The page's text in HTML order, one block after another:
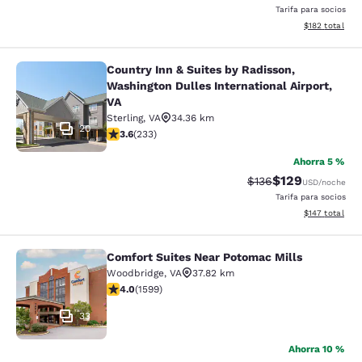
Tarifa para socios
Ver detalles
$182 total
Country Inn & Suites by Radisson,
20
Country Inn & Suites by Radisson,
Washington Dulles International Airport,
VA
Sterling, VA
34.36 km
calificación de 3.61 estrellas. Bueno. 233 reseñas
3.6(233)
Ahorra 5 %
Precio tachado:
$136Precio con
$129USD/noche
Tarifa para socios
Ver detalles
$147 total
Comfort Suites Near Potomac Mills
33
Comfort Suites Near Potomac Mills
Woodbridge, VA
37.82 km
calificación de 3.95 estrellas. Bueno. 1599 reseñas
4.0(1599)
Ahorra 10 %